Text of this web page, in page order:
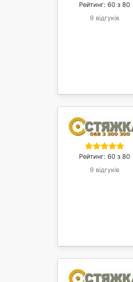
Рейтинг: 60 з 80
9 відгуків
Рейтинг: 60 з 80
9 відгуків